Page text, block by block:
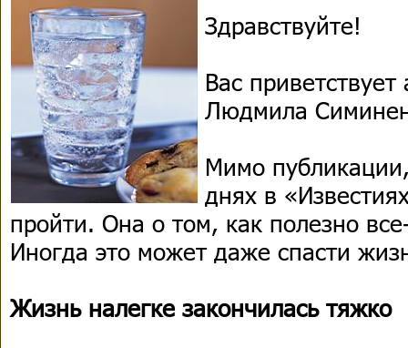
Здравствуйте!
Вас
Людмила
Мимо
днях в
пройти. Она о том, как полезно
Иногда это может даже спасти
Жизнь налегке закончилась тяжко